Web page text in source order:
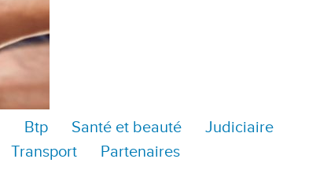
Btp Santé et beauté
Judiciaire
Transport Partenaires